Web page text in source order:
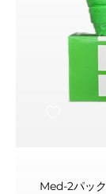
Med-2パック